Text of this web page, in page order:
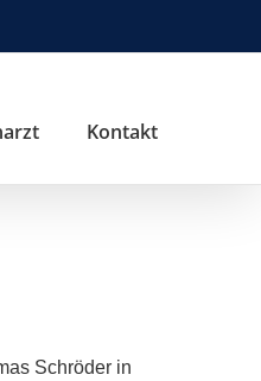
Kontakt
Schröder in